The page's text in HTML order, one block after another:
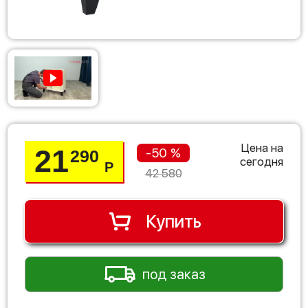
21290
Р
-50 %
42 580
Цена на
сегодня
Купить
под заказ